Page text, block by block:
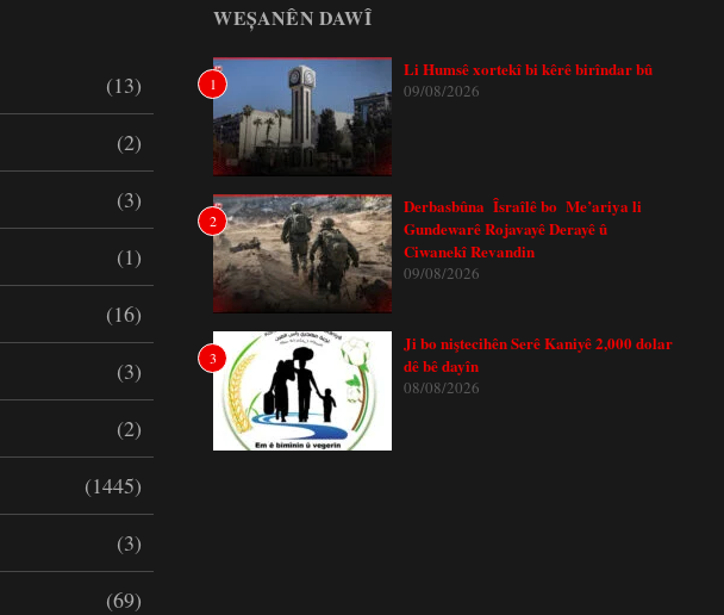
(13)
(2)
(3)
(1)
(16)
(3)
(2)
(1445)
(3)
(69)
WEȘANÊN DAWÎ
1
Li Humsê xortekî bi kêrê birîndar bû
09/08/2026
2
Derbasbûna Îsraîlê bo Me’ariya li
Gundewarê Rojavayê Derayê û
Ciwanekî Revandin
09/08/2026
3
Ji bo niştecihên Serê Kaniyê 2,000 dolar
dê bê dayîn
08/08/2026